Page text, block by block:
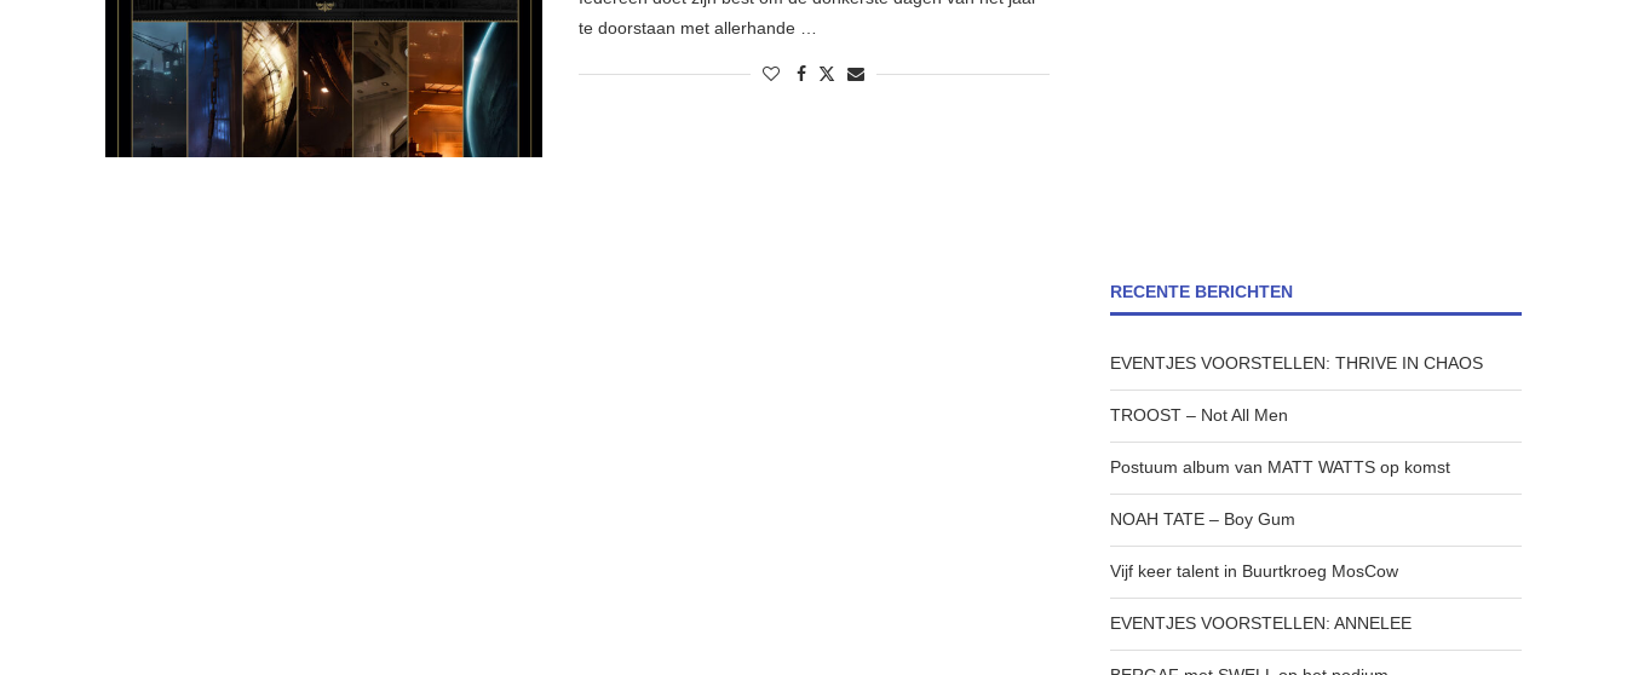
te doorstaan met allerhande …
RECENTE BERICHTEN
EVENTJES VOORSTELLEN: THRIVE IN CHAOS
TROOST – Not All Men
Postuum album van MATT WATTS op komst
NOAH TATE – Boy Gum
Vijf keer talent in Buurtkroeg MosCow
EVENTJES VOORSTELLEN: ANNELEE